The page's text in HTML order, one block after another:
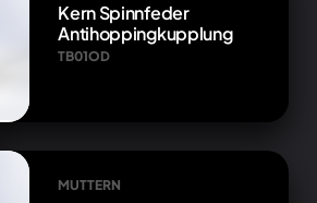
Kern Spinnfeder
Antihoppingkupplung
TB01OD
MUTTERN